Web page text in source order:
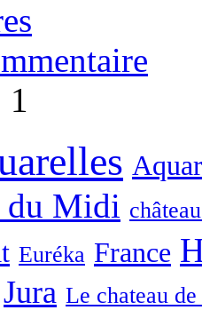
1
du Midi
Euréka France
Jura Le chateau